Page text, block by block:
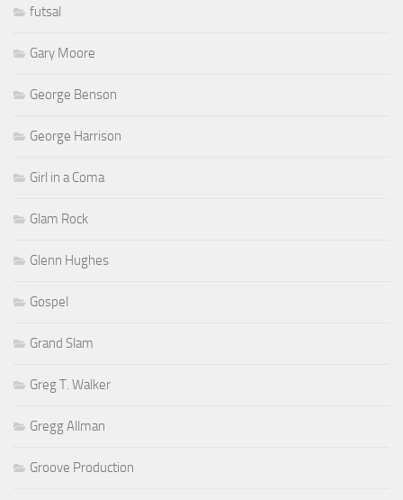
futsal
Gary Moore
George Benson
George Harrison
Girl in a Coma
Glam Rock
Glenn Hughes
Gospel
Grand Slam
Greg T. Walker
Gregg Allman
Groove Production